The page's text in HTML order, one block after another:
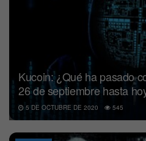
Kucoin: ¿Qué ha pasado
26 de septiembre hasta
5 DE OCTUBRE DE 2020 545